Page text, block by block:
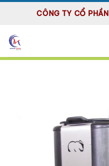
dung
CÔNG TY CỔ